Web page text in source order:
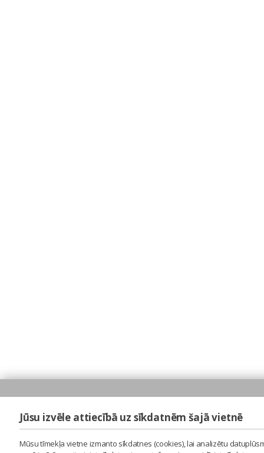
Jūsu izvēle attiecībā uz sīkdatnēm šajā vietnē
Mūsu tīmekļa vietne izmanto sīkdatnes (cookies), lai analizētu